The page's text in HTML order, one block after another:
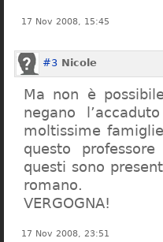
17 Nov 2008, 15:45
#3 Nicole
Ma non è
negano
moltissime
questo
questi sono
romano.
VERGOGNA!
17 Nov 2008, 23:51